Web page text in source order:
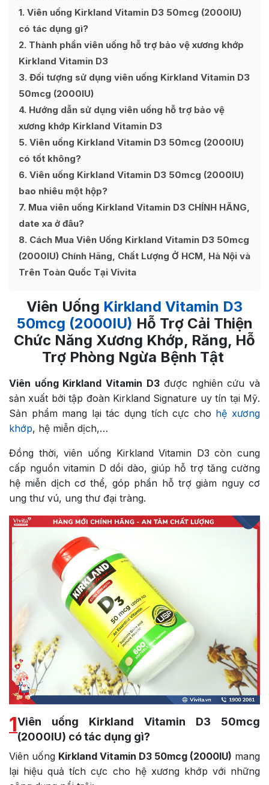
1 Viên uống Kirkland Vitamin D3 50mcg (2000IU)
có tác dụng gì?
2 Thành phần viên uống hỗ trợ bảo vệ xương khớp
Kirkland Vitamin D3
3 Đối tượng sử dụng viên uống Kirkland Vitamin D3
50mcg (2000IU)
4 Hướng dẫn sử dụng viên uống hỗ trợ bảo vệ
xương khớp Kirkland Vitamin D3
5 Viên uống Kirkland Vitamin D3 50mcg (2000IU)
có tốt không?
6 Viên uống Kirkland Vitamin D3 50mcg (2000IU)
bao nhiêu một hộp?
7 Mua viên uống Kirkland Vitamin D3 CHÍNH HÃNG,
date xa ở đâu?
8 Cách Mua Viên Uống Kirkland Vitamin D3 50mcg
(2000IU) Chính Hãng, Chất Lượng Ở HCM, Hà Nội và
Trên Toàn Quốc Tại Vivita
Viên Uống Kirkland Vitamin D3
50mcg (2000IU) Hỗ Trợ Cải Thiện
Chức Năng Xương Khớp, Răng, Hỗ
Trợ Phòng Ngừa Bệnh Tật
Viên uống Kirkland Vitamin D3được nghiên cứu và
sản xuất bởi tập đoàn Kirkland Signature uy tín tại Mỹ.
Sản phẩm mang lại tác dụng tích cực cho hệ xương
khớp, hệ miễn dịch,…
Đồng thời, viên uống Kirkland Vitamin D3 còn cung
cấp nguồn vitamin D dồi dào, giúp hỗ trợ tăng cường
hệ miễn dịch cơ thể, góp phần hỗ trợ giảm nguy cơ
ung thư vú, ung thư đại tràng.
1Viên uống Kirkland Vitamin D3 50mcg
(2000IU) có tác dụng gì?
Viên uống Kirkland Vitamin D3 50mcg (2000IU) mang
lại hiệu quả tích cực cho hệ xương khớp với những